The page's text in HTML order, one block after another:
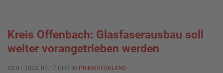
Kreis Offenbach: Glasfaserausbau soll
weiter vorangetrieben werden
03.01.2022, 07:17 UHR IN PRIMAVERALAND